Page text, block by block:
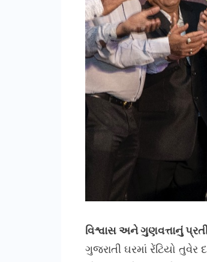
વિશ્વાસ અને ગુણવત્તાનું
ગુજરાતી ઘરમાં રેંટિયો